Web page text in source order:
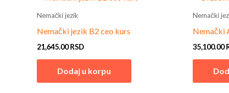
Nemački jezik
Nemački jezik B2 ceo kurs
21,645.00RSD
Dodaj u korpu
Nemački
Nemački
35,100.00